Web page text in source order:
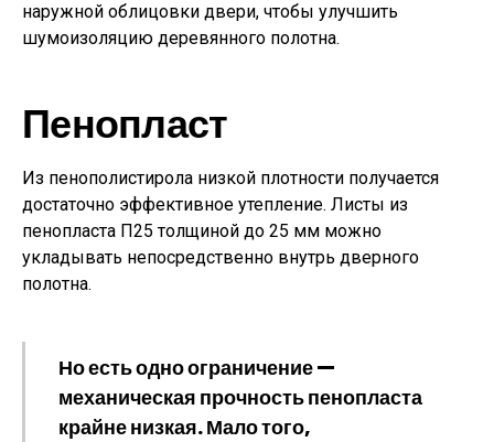
наружной облицовки двери, чтобы улучшить
шумоизоляцию деревянного полотна.
Пенопласт
Из пенополистирола низкой плотности получается
достаточно эффективное утепление. Листы из
пенопласта П25 толщиной до 25 мм можно
укладывать непосредственно внутрь дверного
полотна.
Но есть одно ограничение —
механическая прочность пенопласта
крайне низкая. Мало того,